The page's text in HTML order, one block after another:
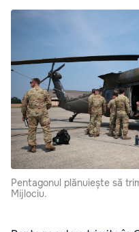
Pentagonul plănuiește să
Mijlociu.